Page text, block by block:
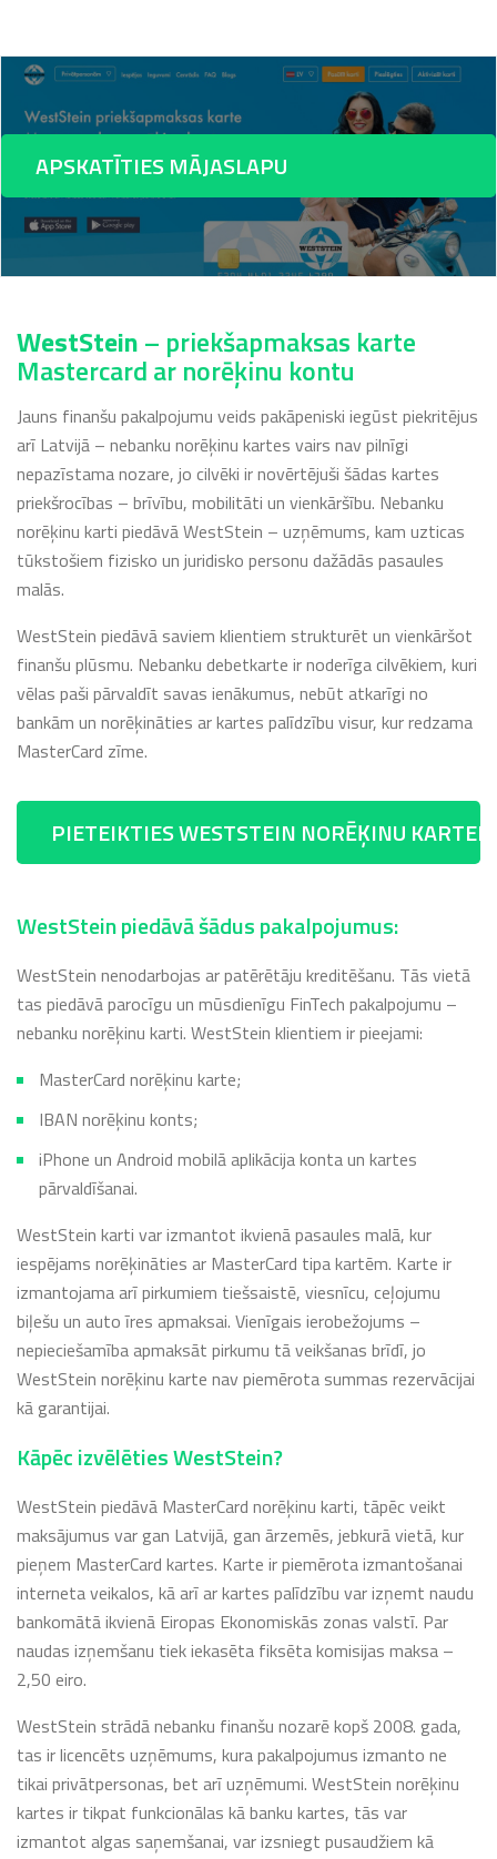
APSKATĪTIES MĀJASLAPU
WestStein– priekšapmaksas karte
Mastercard ar norēķinu kontu
Jauns finanšu pakalpojumu veids pakāpeniski iegūst piekritējus
arī Latvijā – nebanku norēķinu kartes vairs nav pilnīgi
nepazīstama nozare, jo cilvēki ir novērtējuši šādas kartes
priekšrocības – brīvību, mobilitāti un vienkāršību. Nebanku
norēķinu karti piedāvā WestStein – uzņēmums, kam uzticas
tūkstošiem fizisko un juridisko personu dažādās pasaules
malās.
WestStein piedāvā saviem klientiem strukturēt un vienkāršot
finanšu plūsmu. Nebanku debetkarte ir noderīga cilvēkiem, kuri
vēlas paši pārvaldīt savas ienākumus, nebūt atkarīgi no
bankām un norēķināties ar kartes palīdzību visur, kur redzama
MasterCard zīme.
PIETEIKTIES WESTSTEIN NORĒĶINU KARTEI
WestStein piedāvā šādus pakalpojumus:
WestStein nenodarbojas ar patērētāju kreditēšanu. Tās vietā
tas piedāvā parocīgu un mūsdienīgu FinTech pakalpojumu –
nebanku norēķinu karti. WestStein klientiem ir pieejami:
MasterCard norēķinu karte;
IBAN norēķinu konts;
iPhone un Android mobilā aplikācija konta un kartes
pārvaldīšanai.
WestStein karti var izmantot ikvienā pasaules malā, kur
iespējams norēķināties ar MasterCard tipa kartēm. Karte ir
izmantojama arī pirkumiem tiešsaistē, viesnīcu, ceļojumu
biļešu un auto īres apmaksai. Vienīgais ierobežojums –
nepieciešamība apmaksāt pirkumu tā veikšanas brīdī, jo
WestStein norēķinu karte nav piemērota summas rezervācijai
kā garantijai.
Kāpēc izvēlēties WestStein?
WestStein piedāvā MasterCard norēķinu karti, tāpēc veikt
maksājumus var gan Latvijā, gan ārzemēs, jebkurā vietā, kur
pieņem MasterCard kartes. Karte ir piemērota izmantošanai
interneta veikalos, kā arī ar kartes palīdzību var izņemt naudu
bankomātā ikvienā Eiropas Ekonomiskās zonas valstī. Par
naudas izņemšanu tiek iekasēta fiksēta komisijas maksa –
2,50 eiro.
WestStein strādā nebanku finanšu nozarē kopš 2008. gada,
tas ir licencēts uzņēmums, kura pakalpojumus izmanto ne
tikai privātpersonas, bet arī uzņēmumi. WestStein norēķinu
kartes ir tikpat funkcionālas kā banku kartes, tās var
izmantot algas saņemšanai, var izsniegt pusaudžiem kā